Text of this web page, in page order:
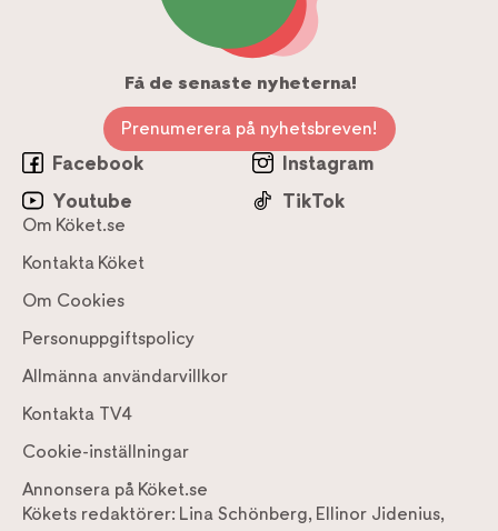
Få de senaste nyheterna!
Prenumerera på nyhetsbreven!
Facebook
Instagram
Youtube
TikTok
Om Köket.se
Kontakta Köket
Om Cookies
Personuppgiftspolicy
Allmänna användarvillkor
Kontakta TV4
Cookie-inställningar
Annonsera på Köket.se
Kökets redaktörer: Lina Schönberg, Ellinor Jidenius,